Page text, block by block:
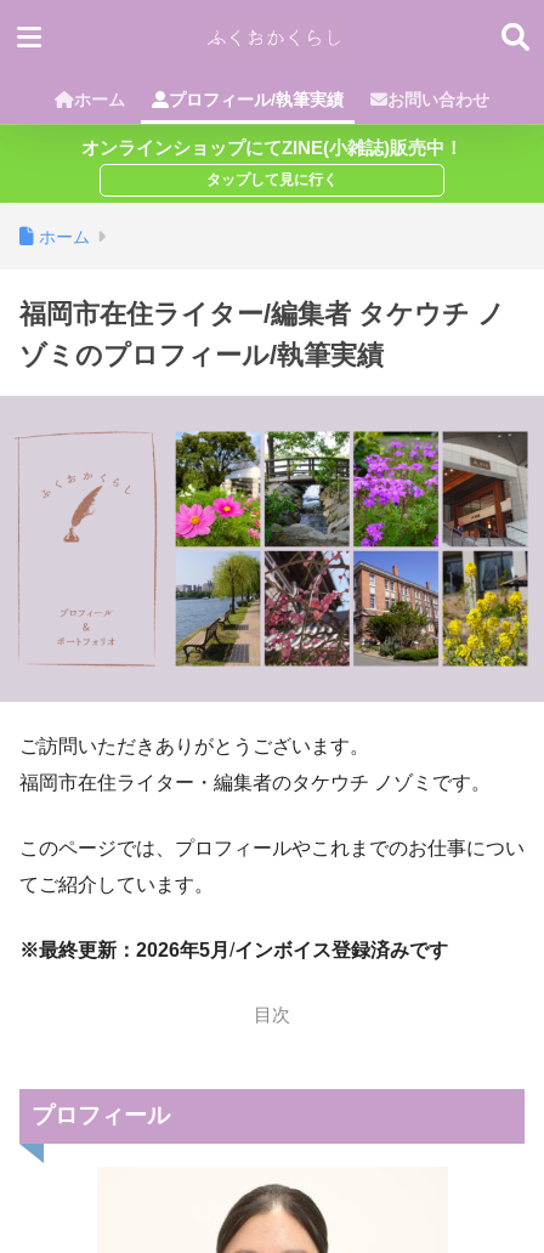
ホーム プロフィール/執筆実績 お問い合わせ
オンラインショップにてZINE(小雑誌)販売中！
ホーム
福岡市在住ライター/編集者 タケウチ ノ
ゾミのプロフィール/執筆実績
ご訪問いただきありがとうございます。
福岡市在住ライター・編集者のタケウチ ノゾミです。
このページでは、プロフィールやこれまでのお仕事につい
てご紹介しています。
※最終更新：2026年5月 /インボイス登録済みです
目次
プロフィール